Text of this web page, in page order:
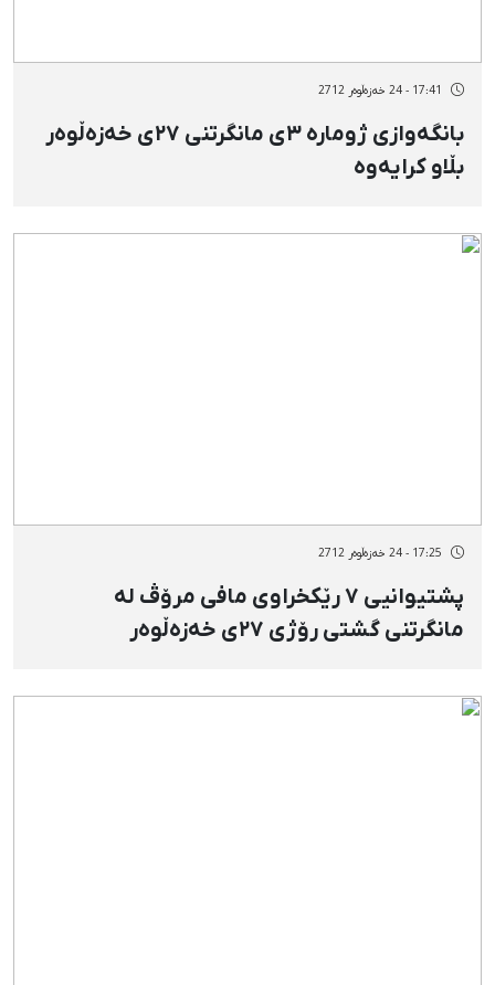
17:41 - 24 خەزەڵوەر 2712
بانگەوازی ژومارە ٣ی مانگرتنی ٢٧ی خەزەڵوەر
بڵاو کرایەوە
17:25 - 24 خەزەڵوەر 2712
پشتیوانیی ٧ رێکخراوی مافی مرۆڤ لە
مانگرتنی گشتی رۆژی ٢٧ی خەزەڵوەر